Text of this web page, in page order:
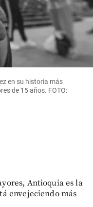
en su historia más
de 15 años. FOTO:
Antioquia es la
envejeciendo más